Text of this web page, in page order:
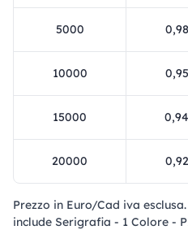
5000
10000
15000
20000
Prezzo in Euro/Cad iva
include Serigrafia - 1 Colore -